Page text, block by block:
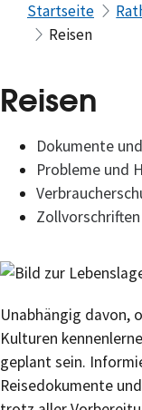
Startseite
Reisen
Reisen
Dokumente
Probleme und
Unabhängig davon,
Kulturen
geplant sein.
Reisedokumente